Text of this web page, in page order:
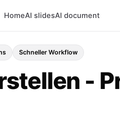
HomeAI slidesAI document
Schneller Workflow
-